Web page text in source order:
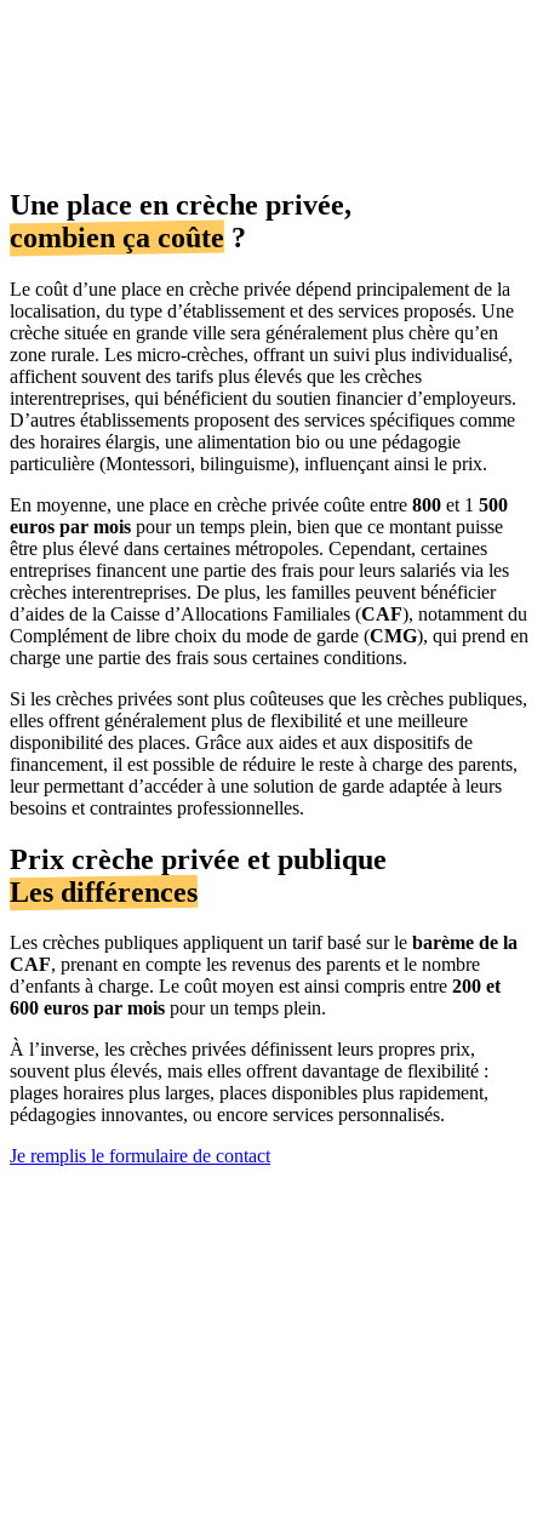
Une place en crèche privée,
combien ça coûte ?
Le coût d’une place en crèche privée dépend principalement de la
localisation, du type d’établissement et des services proposés. Une
crèche située en grande ville sera généralement plus chère qu’en
zone rurale. Les micro-crèches, offrant un suivi plus individualisé,
affichent souvent des tarifs plus élevés que les crèches
interentreprises, qui bénéficient du soutien financier d’employeurs.
D’autres établissements proposent des services spécifiques comme
des horaires élargis, une alimentation bio ou une pédagogie
particulière (Montessori, bilinguisme), influençant ainsi le prix.
En moyenne, une place en crèche privée coûte entre 800 et 1 500
euros par mois pour un temps plein, bien que ce montant puisse
être plus élevé dans certaines métropoles. Cependant, certaines
entreprises financent une partie des frais pour leurs salariés via les
crèches interentreprises. De plus, les familles peuvent bénéficier
d’aides de la Caisse d’Allocations Familiales (CAF), notamment du
Complément de libre choix du mode de garde (CMG), qui prend en
charge une partie des frais sous certaines conditions.
Si les crèches privées sont plus coûteuses que les crèches publiques,
elles offrent généralement plus de flexibilité et une meilleure
disponibilité des places. Grâce aux aides et aux dispositifs de
financement, il est possible de réduire le reste à charge des parents,
leur permettant d’accéder à une solution de garde adaptée à leurs
besoins et contraintes professionnelles.
Prix crèche privée et publique
Les différences
Les crèches publiques appliquent un tarif basé sur le barème de la
CAF, prenant en compte les revenus des parents et le nombre
d’enfants à charge. Le coût moyen est ainsi compris entre 200 et
600 euros par mois pour un temps plein.
À l’inverse, les crèches privées définissent leurs propres prix,
souvent plus élevés, mais elles offrent davantage de flexibilité :
plages horaires plus larges, places disponibles plus rapidement,
pédagogies innovantes, ou encore services personnalisés.
Je remplis le formulaire de contact